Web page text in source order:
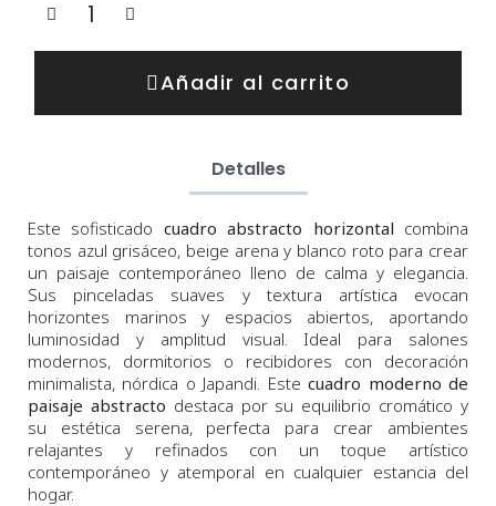
Añadir al carrito
Detalles
Este sofisticado cuadro abstracto horizontal combina
tonos azul grisáceo, beige arena y blanco roto para crear
un paisaje contemporáneo lleno de calma y elegancia.
Sus pinceladas suaves y textura artística evocan
horizontes marinos y espacios abiertos, aportando
luminosidad y amplitud visual. Ideal para salones
modernos, dormitorios o recibidores con decoración
minimalista, nórdica o Japandi. Estecuadro moderno de
paisaje abstracto destaca por su equilibrio cromático y
su estética serena, perfecta para crear ambientes
relajantes y refinados con un toque artístico
contemporáneo y atemporal en cualquier estancia del
hogar.